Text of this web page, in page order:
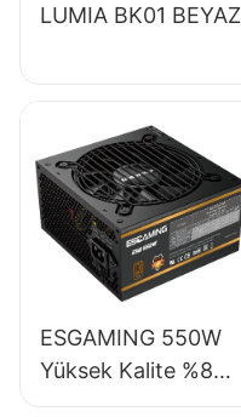
LUMIA BK01 BEYAZ
ESGAMING 550W
Yüksek Kalite %85
Verimlilik 80+